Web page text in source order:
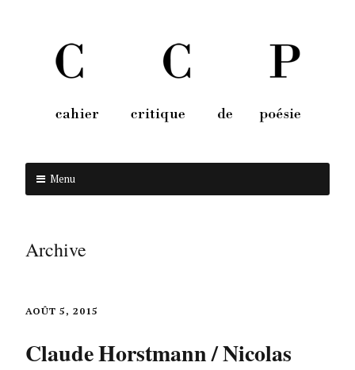
Menu
Archive
AOÛT 5, 2015
Claude Horstmann / Nicolas